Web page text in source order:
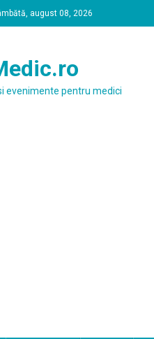
august 08, 2026
evenimente pentru medici